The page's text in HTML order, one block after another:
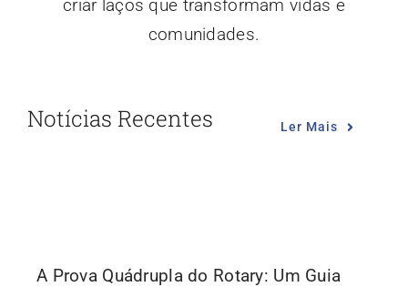
criar laços que transformam vidas e
comunidades.
Notícias Recentes Ler Mais
A Prova Quádrupla do Rotary: Um Guia